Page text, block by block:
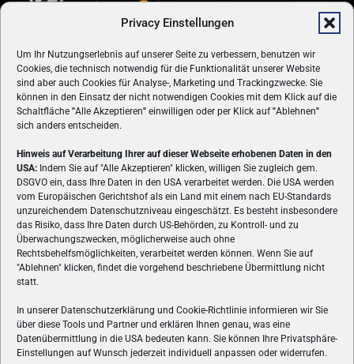
Privacy Einstellungen
Um Ihr Nutzungserlebnis auf unserer Seite zu verbessern, benutzen wir
Cookies, die technisch notwendig für die Funktionalität unserer Website
sind aber auch Cookies für Analyse-, Marketing und Trackingzwecke. Sie
können in den Einsatz der nicht notwendigen Cookies mit dem Klick auf die
Schaltfläche "Alle Akzeptieren" einwilligen oder per Klick auf"Ablehnen"
sich anders entscheiden.
Hinweis auf Verarbeitung Ihrer auf dieser Webseite erhobenen Daten in den
USA: Indem Sie auf "Alle Akzeptieren" klicken, willigen Sie zugleich gem.
DSGVO ein, dass Ihre Daten in den USA verarbeitet werden. Die USA werden
vom Europäischen Gerichtshof als ein Land mit einem nach EU-Standards
unzureichendem Datenschutzniveau eingeschätzt. Es besteht insbesondere
das Risiko, dass Ihre Daten durch US-Behörden, zu Kontroll- und zu
Überwachungszwecken, möglicherweise auch ohne
Rechtsbehelfsmöglichkeiten, verarbeitet werden können. Wenn Sie auf
"Ablehnen" klicken, findet die vorgehend beschriebene Übermittlung nicht
statt.
In unserer Datenschutzerklärung und Cookie-Richtlinie informieren wir Sie
über diese Tools und Partner und erklären Ihnen genau, was eine
Datenübermittlung in die USA bedeuten kann. Sie können Ihre Privatsphäre-
Einstellungen auf Wunsch jederzeit individuell anpassen oder widerrufen.
ÜBER UNS
VON GAMERN, FÜR GAMER! Gamers.at ist das älteste Online-
Spielemagazin Österreichs und bringt täglich aktuelle News,
Reviews und Videos zu PC- und Konsolenspielen, Gaming-
Hardware und aus der Welt des e-Sport's.
FOLGE UNS